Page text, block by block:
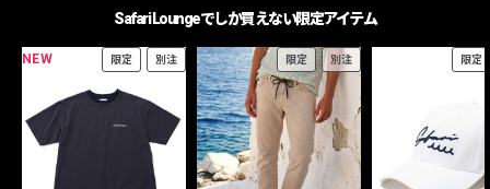
Safari Loungeでしか買えない限定アイテム
NEW 限定 別注 限定 別注 限定